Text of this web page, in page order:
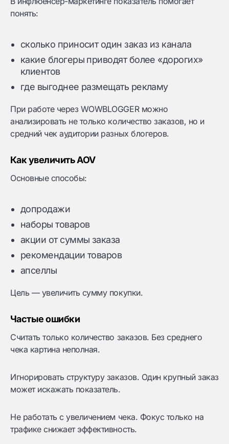
понять:
сколько приносит один заказ из канала
какие блогеры приводят более «дорогих»
клиентов
где выгоднее размещать рекламу
При работе через WOWBLOGGER можно
анализировать не только количество заказов, но и
средний чек аудитории разных блогеров.
Как увеличить AOV
Основные способы:
допродажи
наборы товаров
акции от суммы заказа
рекомендации товаров
апселлы
Цель — увеличить сумму покупки.
Частые ошибки
Считать только количество заказов. Без среднего
чека картина неполная.
Игнорировать структуру заказов. Один крупный заказ
может искажать показатель.
Не работать с увеличением чека. Фокус только на
трафике снижает эффективность.